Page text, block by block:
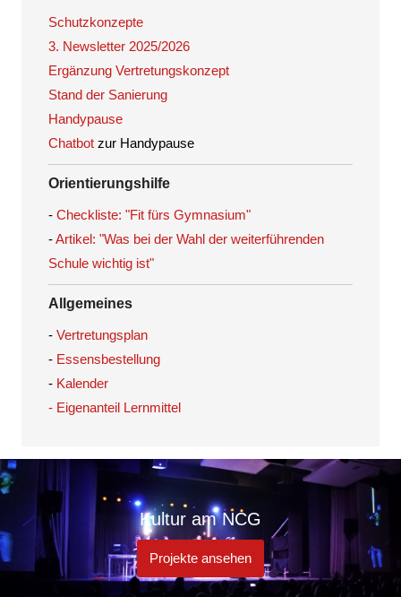
Schutzkonzepte
3. Newsletter 2025/2026
Ergänzung Vertretungskonzept
Stand der Sanierung
Handypause
Chatbotzur Handypause
Orientierungshilfe
- Checkliste: "Fit fürs Gymnasium"
-Artikel: "Was bei der Wahl der weiterführenden
Schule wichtig ist"
Allgemeines
- Vertretungsplan
- Essensbestellung
- Kalender
- Eigenanteil Lernmittel
Kultur am NCG
Projekte ansehen